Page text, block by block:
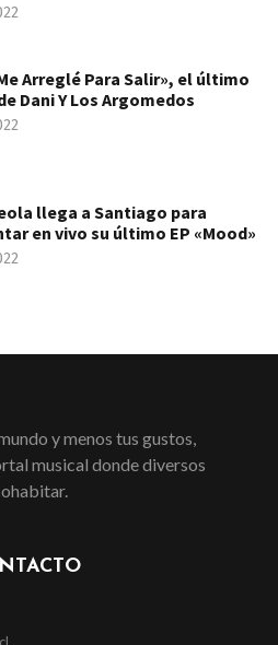
Arreglé Para Salir», el último
Dani Y Los Argomedos
llega a Santiago para
en vivo su último EP «Mood»
y menos tus gustos,
musical donde diversos